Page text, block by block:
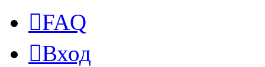
FAQ
Вход